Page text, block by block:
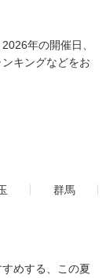
年の開催日、
キングなどをお
群馬
めする、この夏